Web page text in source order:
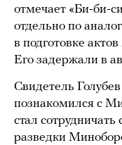
отмечает «Би-би-
отдельно по
в подготовке
Его задержали в
Свидетель
познакомился с
стал
разведки